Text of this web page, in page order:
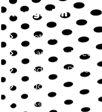
Navegación
Nosotros
Jornada SaluDirecta
Mundo SaluDirecta
Aliados
Contacto